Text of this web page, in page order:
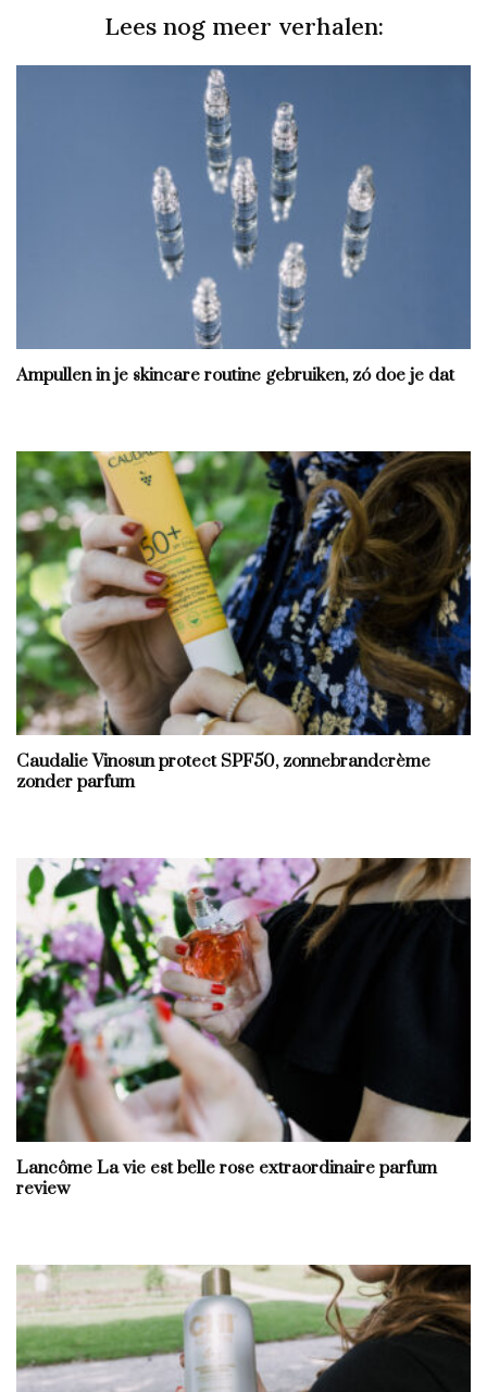
Lees nog meer verhalen:
Ampullen in je skincare routine gebruiken, zó doe je dat
Caudalie Vinosun protect SPF50, zonnebrandcrème
zonder parfum
Lancôme La vie est belle rose extraordinaire parfum
review